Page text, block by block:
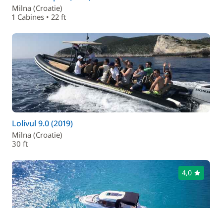
Milna (Croatie)
1 Cabines • 22 ft
Lolivul 9.0 (2019)
Milna (Croatie)
30 ft
4,0